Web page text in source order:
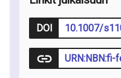
DOI 10.1007/